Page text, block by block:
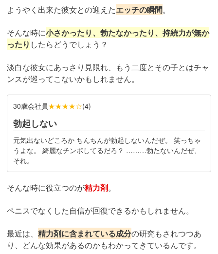
ようやく出来た彼女との迎えたエッチの瞬間。
そんな時に小さかったり、勃たなかったり、持続力が無か
ったり したらどうでしょう？
淡白な彼女にあっさり見限れ、もう二度とその子とはチャ
ンスが巡ってこないかもしれません。
30歳会社員★★★★☆(4)
勃起しない
元気出ないどころか ちんちんが勃起しないんだぜ。 笑っちゃ
うよな。 綺麗なチンポしてるだろ？ ………勃たないんだぜ、
それ。
そんな時に役立つのが精力剤。
ペニスでなくした自信が回復できるかもしれません。
最近は、 精力剤に含まれている成分の研究もされつつあ
り、どんな効果があるのかもわかってきているんです。